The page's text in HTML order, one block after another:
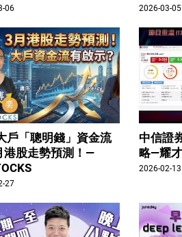
06 2026-03-05
戶「聰明錢」資金流
港股走勢預測！—
27
中信證
略—耀
2026-02-13